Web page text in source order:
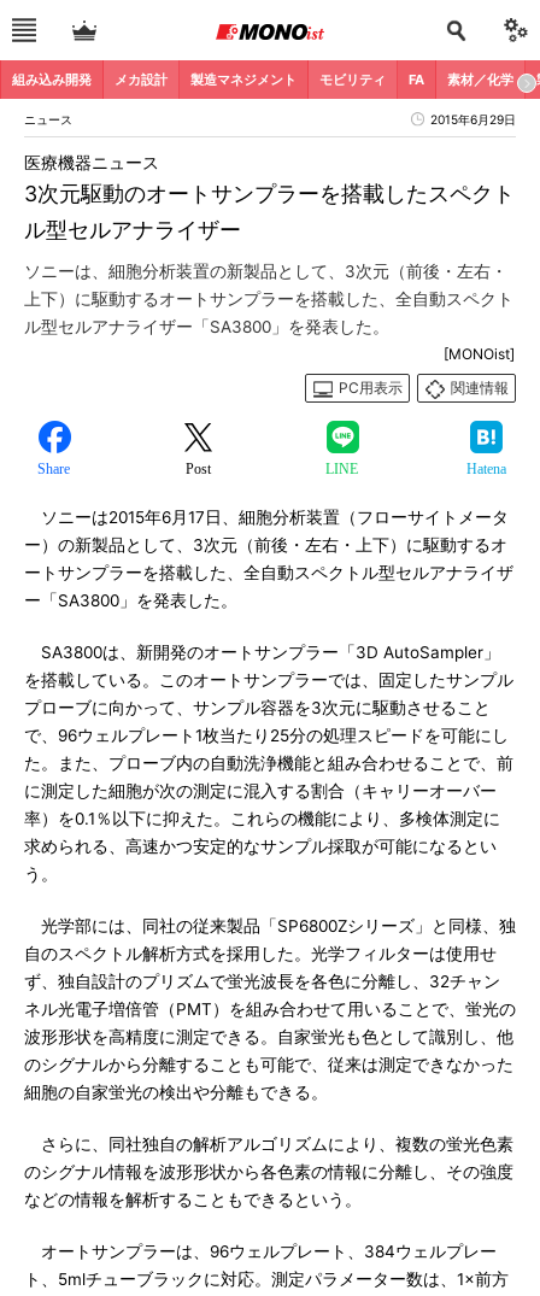
組み込み開発 メカ設計 製造マネジメント モビリティ FA 素材／化学
ニュース 2015年6月29日
3次元駆動のオートサンプラーを搭載したスペクト
ル型セルアナライザー
医療機器ニュース
ソニーは、細胞分析装置の新製品として、3次元（前後・左右・
上下）に駆動するオートサンプラーを搭載した、全自動スペクト
ル型セルアナライザー「SA3800」を発表した。
[MONOist]
PC用表示
関連情報
Share Post LINE Hatena
ソニーは2015年6月17日、細胞分析装置（フローサイトメータ
ー）の新製品として、3次元（前後・左右・上下）に駆動するオ
ートサンプラーを搭載した、全自動スペクトル型セルアナライザ
ー「SA3800」を発表した。
SA3800は、新開発のオートサンプラー「3D AutoSampler」
を搭載している。このオートサンプラーでは、固定したサンプル
プローブに向かって、サンプル容器を3次元に駆動させること
で、96ウェルプレート1枚当たり25分の処理スピードを可能にし
た。また、プローブ内の自動洗浄機能と組み合わせることで、前
に測定した細胞が次の測定に混入する割合（キャリーオーバー
率）を0.1％以下に抑えた。これらの機能により、多検体測定に
求められる、高速かつ安定的なサンプル採取が可能になるとい
う。
光学部には、同社の従来製品「SP6800Zシリーズ」と同様、独
自のスペクトル解析方式を採用した。光学フィルターは使用せ
ず、独自設計のプリズムで蛍光波長を各色に分離し、32チャン
ネル光電子増倍管（PMT）を組み合わせて用いることで、蛍光の
波形形状を高精度に測定できる。自家蛍光も色として識別し、他
のシグナルから分離することも可能で、従来は測定できなかった
細胞の自家蛍光の検出や分離もできる。
さらに、同社独自の解析アルゴリズムにより、複数の蛍光色素
のシグナル情報を波形形状から各色素の情報に分離し、その強度
などの情報を解析することもできるという。
オートサンプラーは、96ウェルプレート、384ウェルプレー
ト、5mlチューブラックに対応。測定パラメーター数は、1×前方